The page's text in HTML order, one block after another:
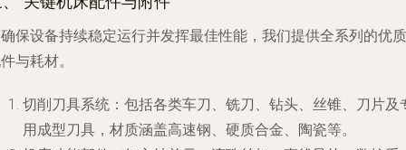
保设备持续稳定运行并发挥最佳性能，我们提供全系列的优质
与耗材。
切削刀具系统 ：包括各类车刀、铣刀、钻头、丝锥、刀片及
用成型刀具，材质涵盖高速钢、硬质合金、陶瓷等。